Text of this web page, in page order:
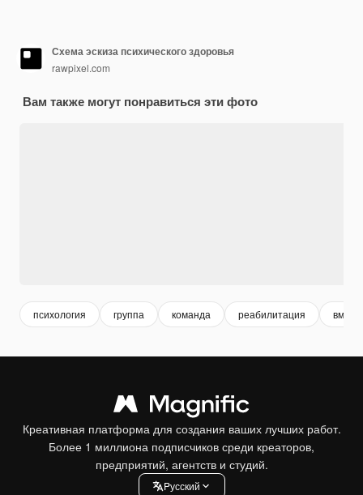
Схема эскиза психического здоровья
rawpixel.com
Вам также могут понравиться эти фото
психология группа команда реабилитация
Креативная платформа для создания ваших лучших работ.
Более 1 миллиона подписчиков среди креаторов,
предприятий, агентств и студий.
Pусский